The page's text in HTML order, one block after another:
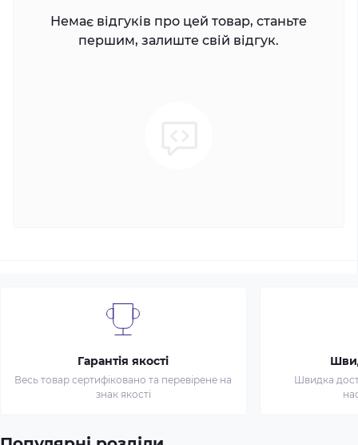
Немає відгуків про цей товар, станьте
першим, залиште свій відгук.
Гарантія якості
Весь товар сертифіковано та перевірене на
знак якості
Швидка